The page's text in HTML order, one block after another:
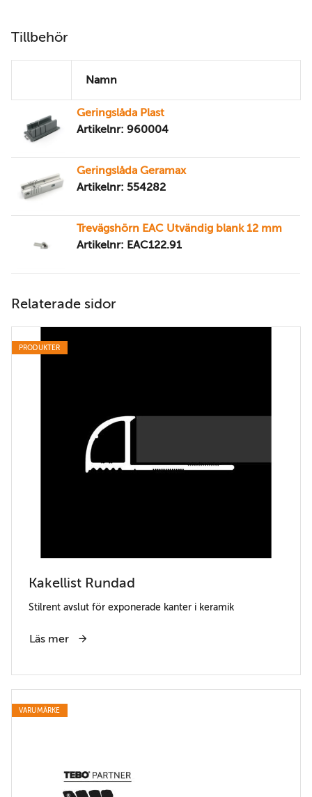
Tillbehör
Namn
Geringslåda Plast
Artikelnr: 960004
Geringslåda Geramax
Artikelnr: 554282
Trevägshörn EAC Utvändig blank 12 mm
Artikelnr: EAC122.91
Relaterade sidor
PRODUKTER
Kakellist Rundad
Stilrent avslut för exponerade kanter i keramik
Läs mer
VARUMÄRKE